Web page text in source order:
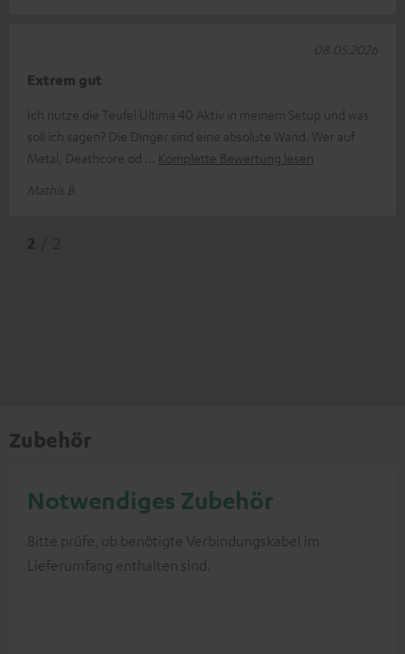
Extrem gut
Ich nutze die Teufel Ultima 40 Aktiv in meinem Setup und was
soll ich sagen? Die Dinger sind eine absolute Wand. Wer auf
Metal, Deathcore od
Komplette Bewertung lesen
Mathis B.
08.05.2026
Zubehör
Notwendiges Zubehör
Bitte prüfe, ob benötigte Verbindungskabel im
Lieferumfang enthalten sind.